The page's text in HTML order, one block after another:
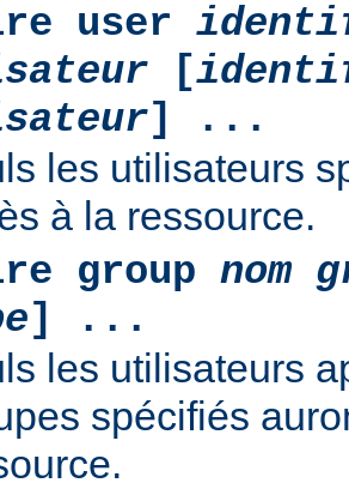
user
[
] ...
les utilisateurs
à la ressource.
group nom
] ...
les utilisateurs
spécifiés